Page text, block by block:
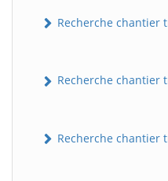
Recherche chantier
Recherche chantier
Recherche chantier